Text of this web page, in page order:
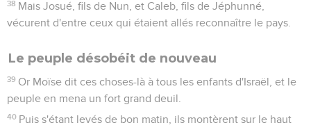
38 Mais Josué, fils de Nun, et Caleb, fils de Jéphunné,
vécurent d'entre ceux qui étaient allés reconnaître le pays.
Le peuple désobéit de nouveau
39 Or Moïse dit ces choses-là à tous les enfants d'Israël, et le
peuple en mena un fort grand deuil.
40 Puis s'étant levés de bon matin, ils montèrent sur le haut